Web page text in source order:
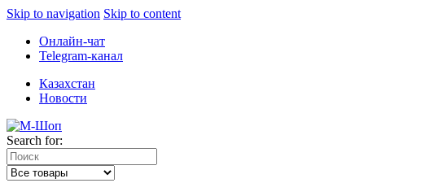
Skip to navigation Skip to content
Онлайн-чат
Telegram-канал
Казахстан
Новости
Search for: